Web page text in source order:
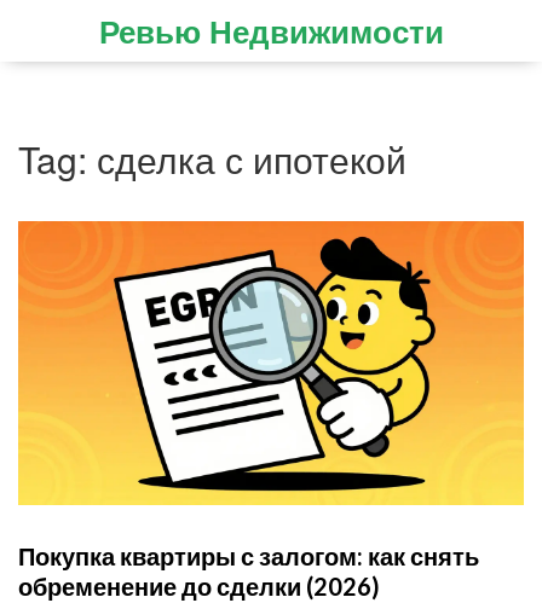
Ревью Недвижимости
Tag: сделка с ипотекой
Покупка квартиры с залогом: как снять
обременение до сделки (2026)